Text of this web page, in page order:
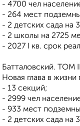
- 4700 чел
- 264 мест
- 2 детских сада на
- 2 школы на 2725
- 2027 I кв. срок
Батталовский. ТОМ
Новая глава в
- 13 секций;
- 2999 чел
- 933 мест
- 2 детских сада на